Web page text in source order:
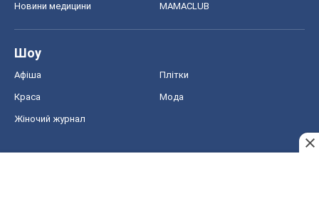
Новини медицини MAMACLUB
Шоу
Афіша Плітки
Краса Мода
Жіночий журнал